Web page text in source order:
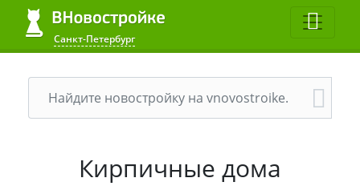
Санкт-Петербург
Кирпичные дома